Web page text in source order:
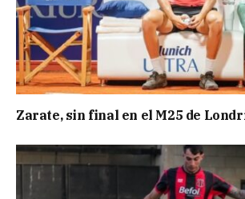
Zarate, sin final en el M25 de